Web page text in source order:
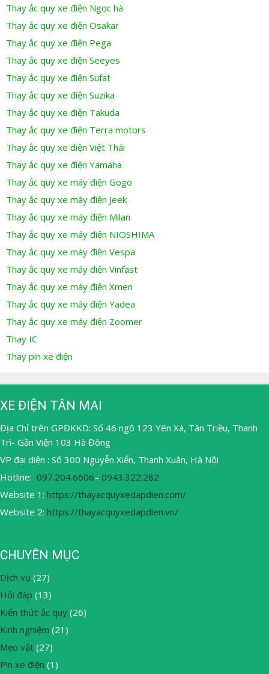
Thay ắc quy xe điện Ngọc hà
Thay ắc quy xe điện Osakar
Thay ắc quy xe điện Pega
Thay ắc quy xe điện Seeyes
Thay ắc quy xe điện Sufat
Thay ắc quy xe điện Suzika
Thay ắc quy xe điện Takuda
Thay ắc quy xe điện Terra motors
Thay ắc quy xe điện Việt Thái
Thay ắc quy xe điện Yamaha
Thay ắc quy xe máy điện Gogo
Thay ắc quy xe máy điện Jeek
Thay ắc quy xe máy điện Milan
Thay ắc quy xe máy điện NIOSHIMA
Thay ắc quy xe máy điện Vespa
Thay ắc quy xe máy điện Vinfast
Thay ắc quy xe máy điện Xmen
Thay ắc quy xe máy điện Yadea
Thay ắc quy xe máy điện Zoomer
Thay IC
Thay pin xe điện
XE ĐIỆN TÂN MAI
Địa Chỉ trên GPĐKKD: Số 46 ngõ 123 Yên Xá, Tân Triều, Thanh
Trì- Gần Viện 103 Hà Đông
VP đại diện : Số 300 Nguyễn Xiển, Thanh Xuân, Hà Nội
Hotline: 097.204.6606– 0943.322.282
Website 1: https://thayacquyxedapdien.com/
Website 2: https://thayacquyxedapdien.vn/
CHUYÊN MỤC
Dịch vụ (27)
Hỏi đáp (13)
Kiến thức ắc quy (26)
Kinh nghiệm (21)
Mẹo vặt (27)
Pin xe điện (1)